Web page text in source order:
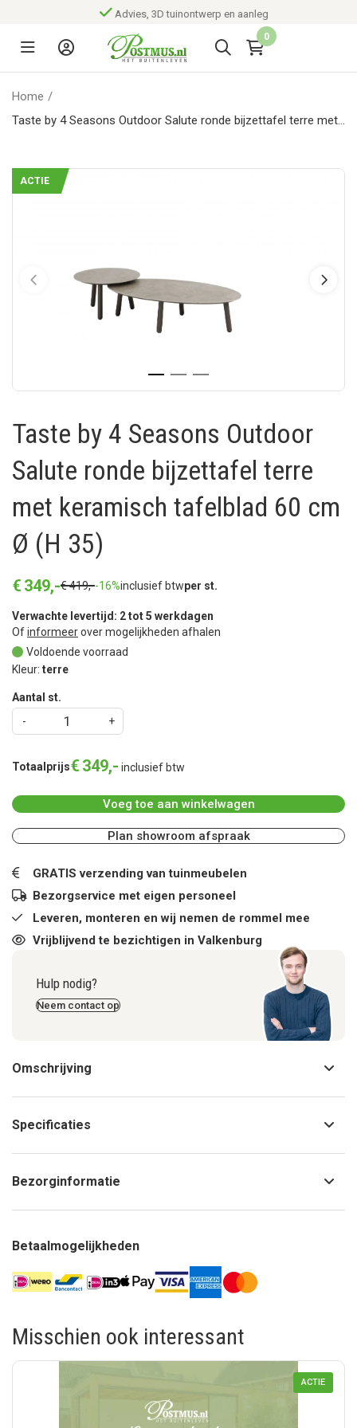
Advies, 3D tuinontwerp en aanleg
0
Home /
Taste by 4 Seasons Outdoor Salute ronde bijzettafel terre met
ACTIE
Taste by 4 Seasons Outdoor
Salute ronde bijzettafel terre
met keramisch tafelblad 60 cm
Ø (H 35)
€ 349,-€419,--16%inclusief btwper st.
Verwachte levertijd: 2 tot 5 werkdagen
Ofinformeerover mogelijkheden afhalen
Voldoende voorraad
Kleur: terre
Aantal st.
Totaalprijs€ 349,- inclusief btw
Voeg toe aan winkelwagen
Plan showroom afspraak
GRATIS verzending van tuinmeubelen
Bezorgservice met eigen personeel
Leveren, monteren en wij nemen de rommel mee
Vrijblijvend te bezichtigen in Valkenburg
Hulp nodig?
Neem contact op
Omschrijving
Specificaties
Bezorginformatie
Betaalmogelijkheden
Misschien ook interessant
ACTIE